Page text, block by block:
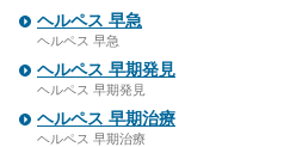
ヘルペス 早急
ヘルペス 早急
ヘルペス 早期発見
ヘルペス 早期発見
ヘルペス 早期治療
ヘルペス 早期治療